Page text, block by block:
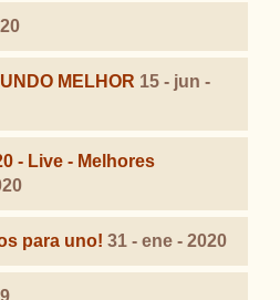
MELHOR 15 - jun -
- Live - Melhores
para uno! 31 - ene - 2020